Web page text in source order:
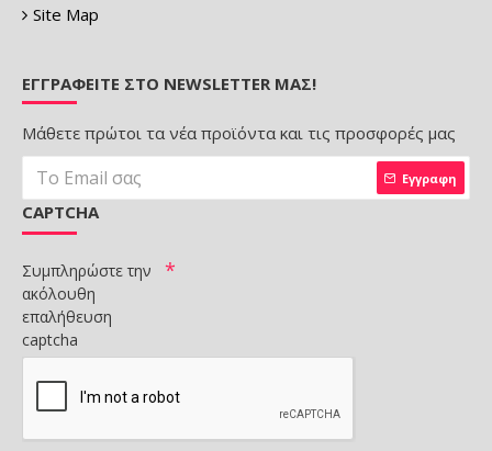
Site Map
ΕΓΓΡΑΦΕΊΤΕ ΣΤΟ NEWSLETTER ΜΑΣ!
Μάθετε πρώτοι τα νέα προϊόντα και τις προσφορές μας
Εγγραφη
CAPTCHA
Συμπληρώστε την
ακόλουθη
επαλήθευση
captcha